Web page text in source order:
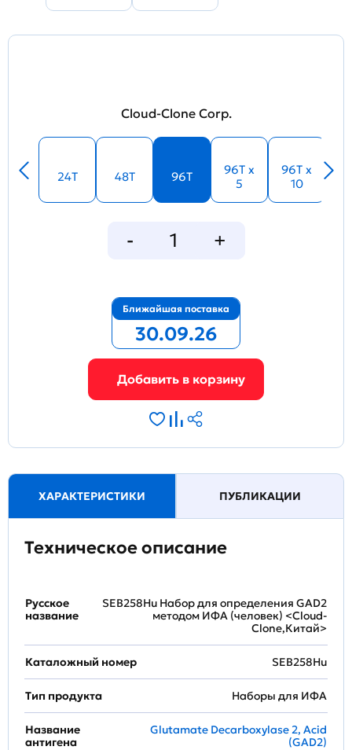
Cloud-Clone Corp.
24T 48T 96T
96T x
5
96T x
10
Ближайшая поставка
30.09.26
ХАРАКТЕРИСТИКИ ПУБЛИКАЦИИ
Техническое описание
Русское
название
SEB258Hu Набор для определения GAD2
методом ИФА (человек) <Cloud-
Clone,Китай>
Каталожный номер SEB258Hu
Тип продукта Наборы для ИФА
Название
антигена
Glutamate Decarboxylase 2, Acid
(GAD2)